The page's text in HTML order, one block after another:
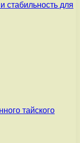
стабильность для
тайского